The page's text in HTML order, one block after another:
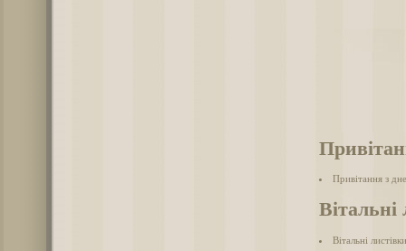
Привітання з
Вітальні
Вітальні